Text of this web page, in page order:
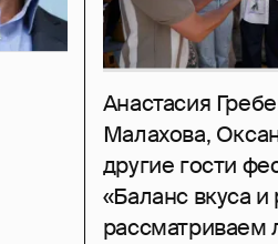
Анастасия
Малахова,
другие гости
«Баланс вкуса и
рассматриваем